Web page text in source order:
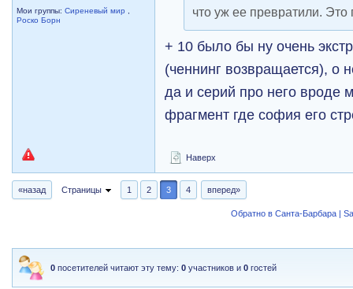
Мои группы:Сиреневый мир ,
Роско Борн
что уж ее превратили.
+ 10 было бы ну очень
(ченнинг возвращается), о
да и серий про него вроде
фрагмент где софия его
Наверх
«назад Страницы 1 2 3 4 вперед»
Обратно в Санта-Барбара |
0 посетителей читают эту тему:0 участников и0 гостей